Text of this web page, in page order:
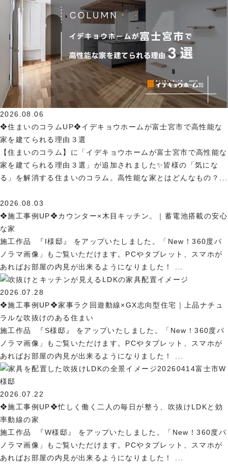
2026.08.06
❖住まいのコラムUP❖イデキョウホームが富士宮市で高性能な
家を建てられる理由３選
【住まいのコラム】に「イデキョウホームが富士宮市で高性能な
家を建てられる理由３選」が追加されました✨皆様の「気にな
る」を解消する住まいのコラム。高性能な家とはどんなもの？...
2026.08.03
❖施工事例UP❖カウンター×木目キッチン。｜蓄電池搭載の安心
な家
施工作品 『I様邸』 をアップいたしました。「New！360度パ
ノラマ画像」もご覧いただけます。PCやタブレット、スマホが
あればお部屋の内見が出来るようになりました！ ...
2026.07.28
❖施工事例UP❖家事ラク回遊動線×GX志向型住宅｜上品ナチュ
ラルな吹抜けのある住まい
施工作品 『S様邸』 をアップいたしました。「New！360度パ
ノラマ画像」もご覧いただけます。PCやタブレット、スマホが
あればお部屋の内見が出来るようになりました！ ...
2026.07.22
❖施工事例UP❖忙しく働く二人の毎日が整う、吹抜けLDKと効
率動線の家
施工作品 『W様邸』 をアップいたしました。「New！360度パ
ノラマ画像」もご覧いただけます。PCやタブレット、スマホが
あればお部屋の内見が出来るようになりました！ ...